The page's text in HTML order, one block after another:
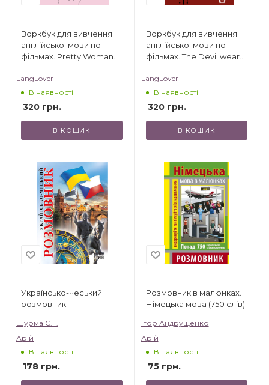
Воркбук для вивчення
англійської мови по
фільмах. Pretty Woman
LangLover
В наявності
320 грн.
В КОШИК
Воркбук для вивчення
англійської мови по
фільмах. The Devil wears
LangLover
В наявності
320грн.
В КОШИК
Українсько-чеський
розмовник
Шурма С.Г.
Арій
В наявності
178 грн.
Розмовник в малюнках.
Німецька мова (750 слів)
Ігор Андрущенко
Арій
В наявності
75грн.